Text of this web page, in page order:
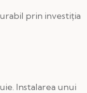
prin investiția
Instalarea unui